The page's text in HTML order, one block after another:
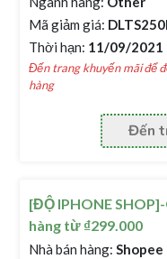
Mã giảm giá:
Thời hạn: 11/09/2021
Đến trang khuyến mãi để
hàng
Đến
[ĐỘ IPHONE
hàng từ ₫299.000
Nhà bán hàng: Shopee